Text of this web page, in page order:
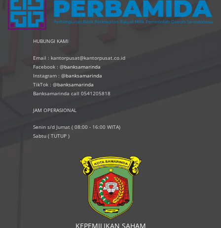
HUBUNGI KAMI
Email : kantorpusat@kantorpusat.co.id
Facebook : @banksamarinda
Instagram : @banksamarinda
TikTok : @banksamarinda
Banksamarinda call 0541205818
JAM OPERASIONAL
Senin s/d Jumat ( 08:00 - 16:00 WITA)
Sabtu ( TUTUP )
KEPEMILIKAN SAHAM